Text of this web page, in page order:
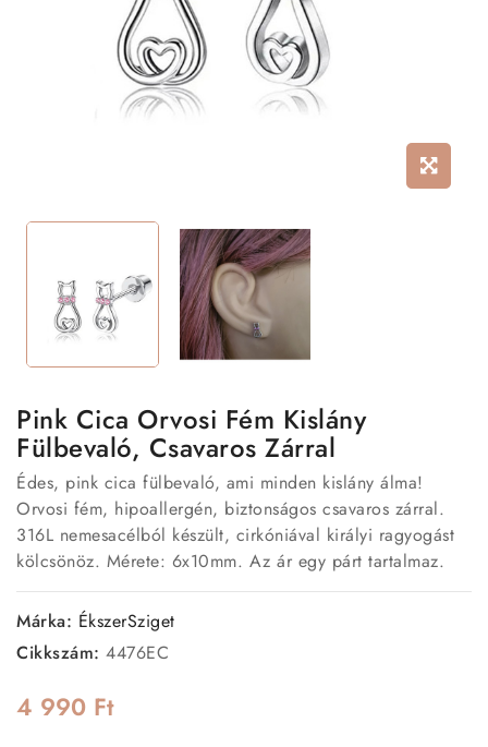
Pink Cica Orvosi Fém Kislány
Fülbevaló, Csavaros Zárral
Édes, pink cica fülbevaló, ami minden kislány álma!
Orvosi fém, hipoallergén, biztonságos csavaros zárral.
316L nemesacélból készült, cirkóniával királyi ragyogást
kölcsönöz. Mérete: 6x10mm. Az ár egy párt tartalmaz.
Márka: ÉkszerSziget
Cikkszám: 4476EC
4 990 Ft